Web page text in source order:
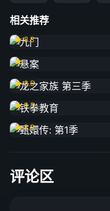
相关推荐
九门
8.8
悬案
龙之家族 第三季
8.5
铁拳教育
9.3
甄嬛传: 第1季
8.8
评论区